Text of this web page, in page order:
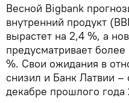
Весной Bigbank
внутренний продукт
вырастет на 2,4 %, а
предусматривает
%. Свои ожидания в
снизил и Банк Латвии –
декабре прошлого